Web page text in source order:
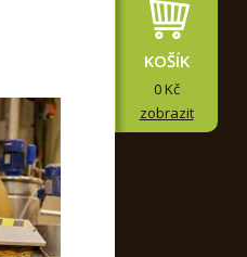
KOŠÍK
0 Kč
zobrazit